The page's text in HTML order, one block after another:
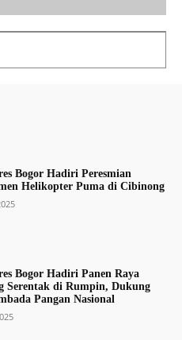
Bogor Hadiri Peresmian
Helikopter Puma di Cibinong
Bogor Hadiri Panen Raya
Serentak di Rumpin, Dukung
Pangan Nasional